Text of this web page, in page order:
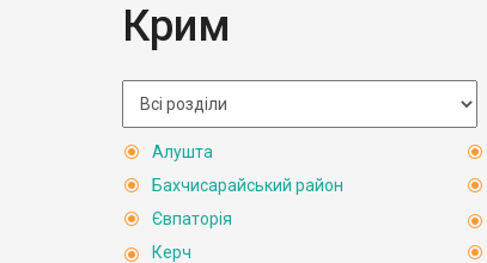
Крим
Алушта
Бахчисарайський район
Євпаторія
Керч